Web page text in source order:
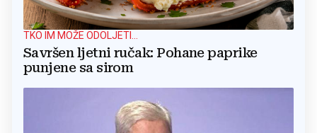
TKO IM MOŽE ODOLJETI...
Savršen ljetni ručak: Pohane paprike
punjene sa sirom